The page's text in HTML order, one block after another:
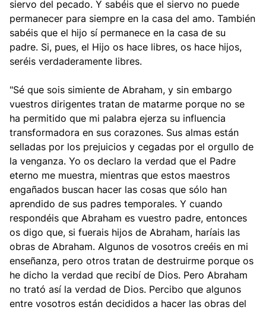
siervo del pecado. Y sabéis que el siervo no puede
permanecer para siempre en la casa del amo. También
sabéis que el hijo sí permanece en la casa de su
padre. Si, pues, el Hijo os hace libres, os hace hijos,
seréis verdaderamente libres.
"Sé que sois simiente de Abraham, y sin embargo
vuestros dirigentes tratan de matarme porque no se
ha permitido que mi palabra ejerza su influencia
transformadora en sus corazones. Sus almas están
selladas por los prejuicios y cegadas por el orgullo de
la venganza. Yo os declaro la verdad que el Padre
eterno me muestra, mientras que estos maestros
engañados buscan hacer las cosas que sólo han
aprendido de sus padres temporales. Y cuando
respondéis que Abraham es vuestro padre, entonces
os digo que, si fuerais hijos de Abraham, haríais las
obras de Abraham. Algunos de vosotros creéis en mi
enseñanza, pero otros tratan de destruirme porque os
he dicho la verdad que recibí de Dios. Pero Abraham
no trató así la verdad de Dios. Percibo que algunos
entre vosotros están decididos a hacer las obras del